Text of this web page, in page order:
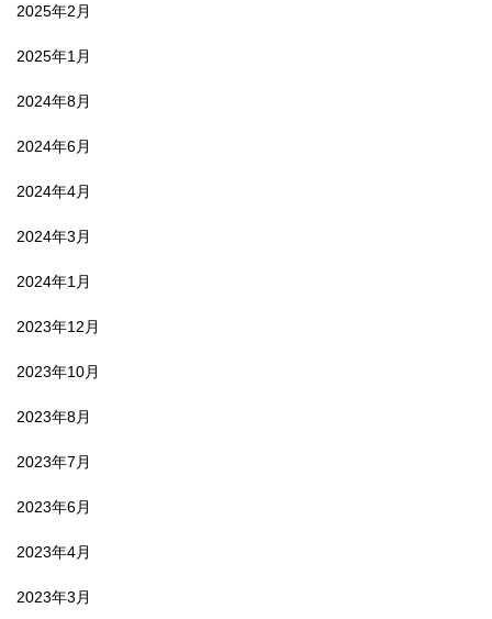
2025年2月
2025年1月
2024年8月
2024年6月
2024年4月
2024年3月
2024年1月
2023年12月
2023年10月
2023年8月
2023年7月
2023年6月
2023年4月
2023年3月